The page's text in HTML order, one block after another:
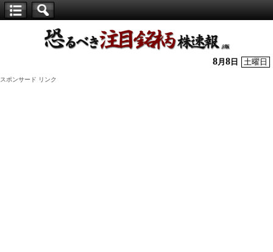
株】
8月 8 日 土曜日
スポンサード リンク